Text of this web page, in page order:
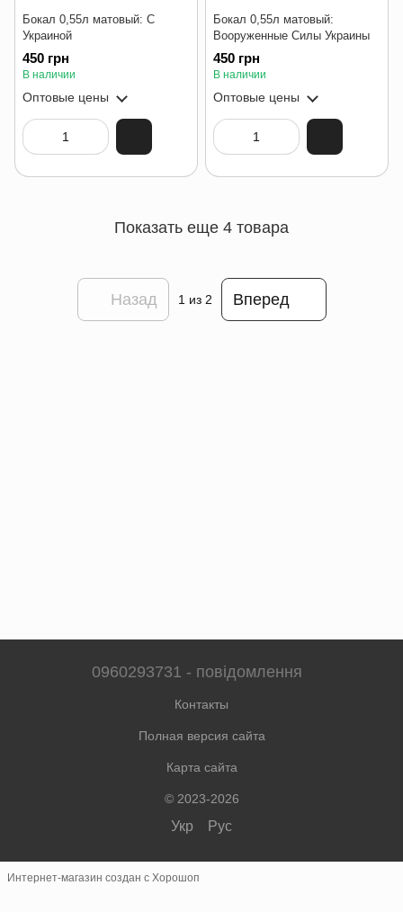
Бокал 0,55л матовый: С
Украиной
450 грн
В наличии
Оптовые цены
Бокал 0,55л матовый:
Вооруженные Силы Украины
450 грн
В наличии
Оптовые цены
Показать еще 4 товара
Назад 1из 2 Вперед
0960293731 - повідомлення
Контакты
Полная версия сайта
Карта сайта
© 2023-2026
Укр Рус
Интернет-магазин создан с Хорошоп